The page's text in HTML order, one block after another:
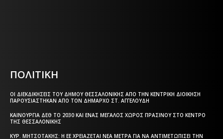
ΠΟΛΙΤΙΚΗ
ΟΙ ΔΙΕΚΔΙΚΉΣΕΙΣ ΤΟΥ ΔΉΜΟΥ ΘΕΣΣΑΛΟΝΊΚΗΣ ΑΠΌ ΤΗΝ ΚΕΝΤΡΙΚΉ ΔΙΟΊΚΗΣΗ
ΠΑΡΟΥΣΙΆΣΤΗΚΑΝ ΑΠΌ ΤΟΝ ΔΉΜΑΡΧΟ ΣΤ. ΑΓΓΕΛΟΎΔΗ
ΚΑΙΝΟΎΡΓΙΑ ΔΕΘ ΤΟ 2030 ΚΑΙ ΈΝΑΣ ΜΕΓΆΛΟΣ ΧΏΡΟΣ ΠΡΑΣΊΝΟΥ ΣΤΟ ΚΈΝΤΡΟ
ΤΗΣ ΘΕΣΣΑΛΟΝΊΚΗΣ
ΚΥΡ. ΜΗΤΣΟΤΆΚΗΣ: Η ΕΕ ΧΡΕΙΆΖΕΤΑΙ ΝΈΑ ΜΈΤΡΑ ΓΙΑ ΝΑ ΑΝΤΙΜΕΤΩΠΊΣΕΙ ΤΗΝ